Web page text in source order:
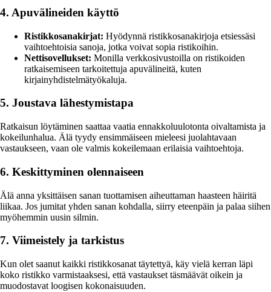
4. Apuvälineiden käyttö
Ristikkosanakirjat: Hyödynnä ristikkosanakirjoja etsiessäsi
vaihtoehtoisia sanoja, jotka voivat sopia ristikoihin.
Nettisovellukset: Monilla verkkosivustoilla on ristikoiden
ratkaisemiseen tarkoitettuja apuvälineitä, kuten
kirjainyhdistelmätyökaluja.
5. Joustava lähestymistapa
Ratkaisun löytäminen saattaa vaatia ennakkoluulotonta oivaltamista ja
kokeilunhalua. Älä tyydy ensimmäiseen mieleesi juolahtavaan
vastaukseen, vaan ole valmis kokeilemaan erilaisia vaihtoehtoja.
6. Keskittyminen olennaiseen
Älä anna yksittäisen sanan tuottamisen aiheuttaman haasteen häiritä
liikaa. Jos jumitat yhden sanan kohdalla, siirry eteenpäin ja palaa siihen
myöhemmin uusin silmin.
7. Viimeistely ja tarkistus
Kun olet saanut kaikki ristikkosanat täytettyä, käy vielä kerran läpi
koko ristikko varmistaaksesi, että vastaukset täsmäävät oikein ja
muodostavat loogisen kokonaisuuden.